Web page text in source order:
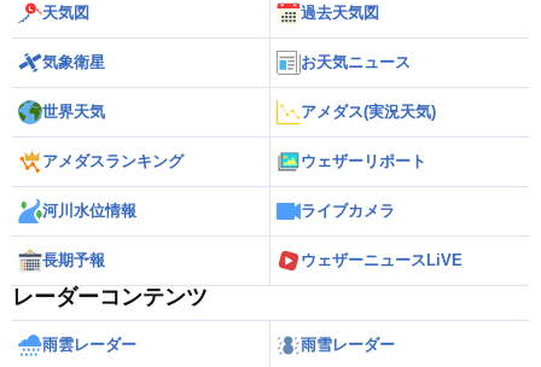
天気図 過去天気図
気象衛星 お天気ニュース
世界天気 アメダス(実況天気)
アメダスランキング ウェザーリポート
河川水位情報 ライブカメラ
長期予報 ウェザーニュースLiVE
レーダーコンテンツ
雨雲レーダー 雨雪レーダー